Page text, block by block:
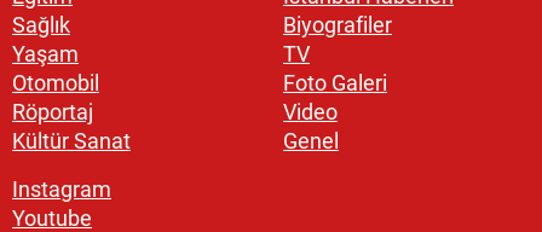
Sağlık
Yaşam
Otomobil
Röportaj
Kültür Sanat
Biyografiler
TV
Foto Galeri
Video
Genel
Instagram
Youtube